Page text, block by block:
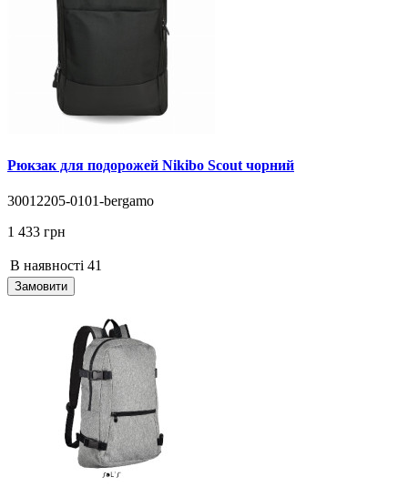
Рюкзак для подорожей Nikibo Scout чорний
30012205-0101-bergamo
1 433 грн
В наявності 41
Замовити